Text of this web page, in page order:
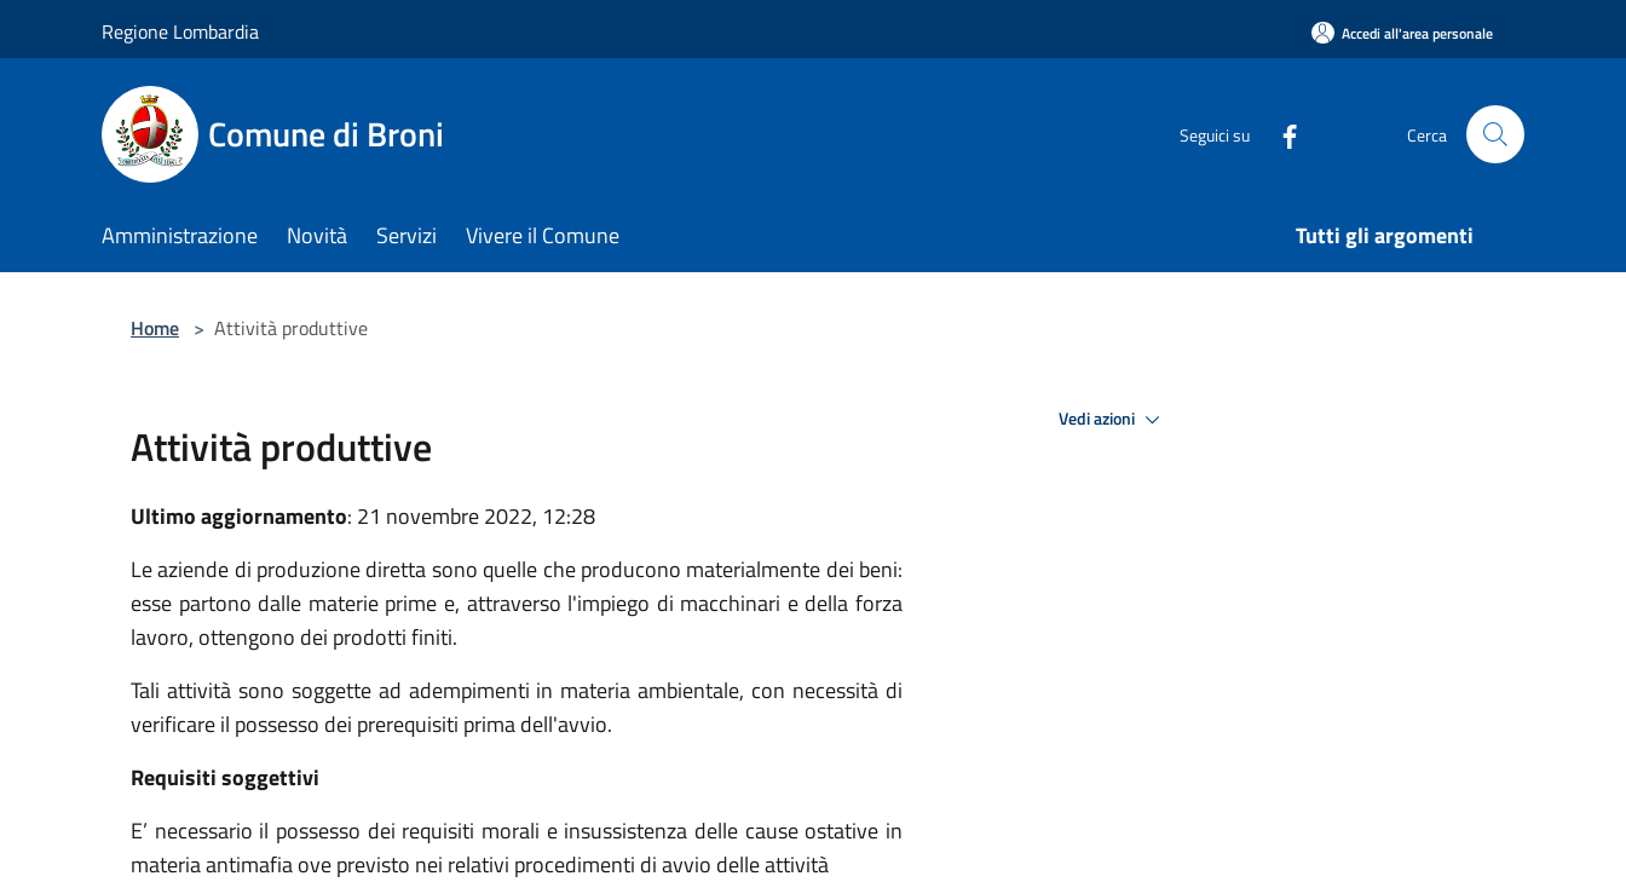
Regione Lombardia Accedi all'area personale
Comune di Broni Seguici su Cerca
Amministrazione Novità Servizi Vivere il Comune Tutti gli argomenti
Home > Attività produttive
Attività produttive
Ultimo aggiornamento: 21 novembre 2022, 12:28
Le aziende di produzione diretta sono quelle che producono materialmente dei beni:
esse partono dalle materie prime e, attraverso l'impiego di macchinari e della forza
lavoro, ottengono dei prodotti finiti.
Tali attività sono soggette ad adempimenti in materia ambientale, con necessità di
verificare il possesso dei prerequisiti prima dell'avvio.
Requisiti soggettivi
E’ necessario il possesso dei requisiti morali e insussistenza delle cause ostative in
materia antimafia ove previsto nei relativi procedimenti di avvio delle attività
Vedi azioni